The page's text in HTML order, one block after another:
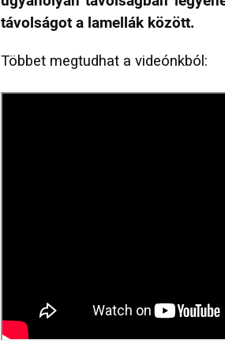
távolságot a lamellák között.
Többet megtudhat a videónkból: